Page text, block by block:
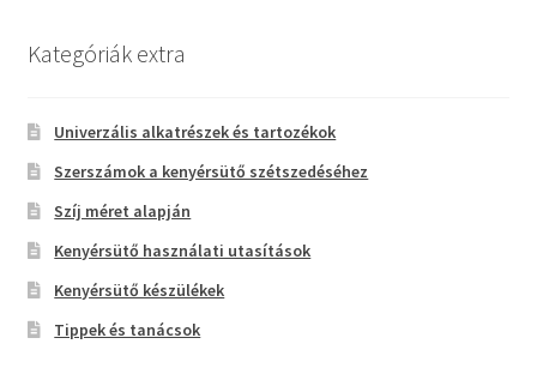
Kategóriák extra
Univerzális alkatrészek és tartozékok
Szerszámok a kenyérsütő szétszedéséhez
Szíj méret alapján
Kenyérsütő használati utasítások
Kenyérsütő készülékek
Tippek és tanácsok